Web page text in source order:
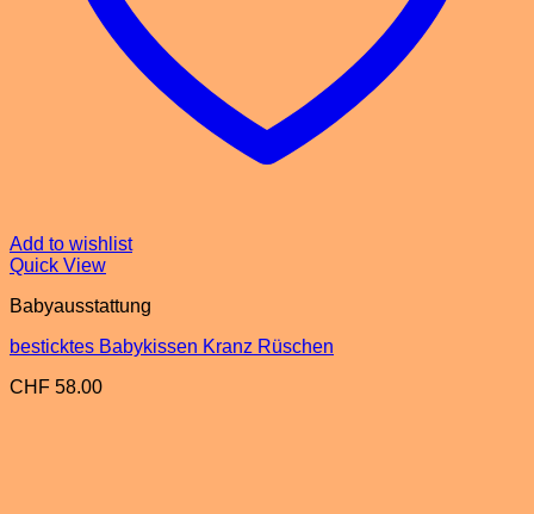
Add to wishlist
Quick View
Babyausstattung
besticktes Babykissen Kranz Rüschen
CHF 58.00